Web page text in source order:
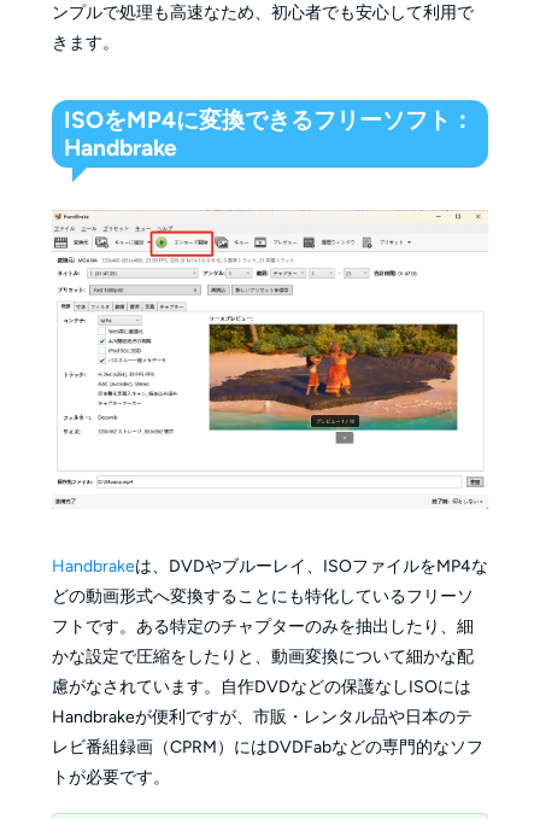
ンプルで処理も高速なため、初心者でも安心して利用で
きます。
ISOをMP4に変換できるフリーソフト：
Handbrake
Handbrakeは、DVDやブルーレイ、ISOファイルをMP4な
どの動画形式へ変換することにも特化しているフリーソ
フトです。ある特定のチャプターのみを抽出したり、細
かな設定で圧縮をしたりと、動画変換について細かな配
慮がなされています。自作DVDなどの保護なしISOには
Handbrakeが便利ですが、市販・レンタル品や日本のテ
レビ番組録画（CPRM）にはDVDFabなどの専門的なソフ
トが必要です。